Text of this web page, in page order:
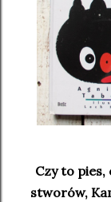
Czy to pies,
stworów,